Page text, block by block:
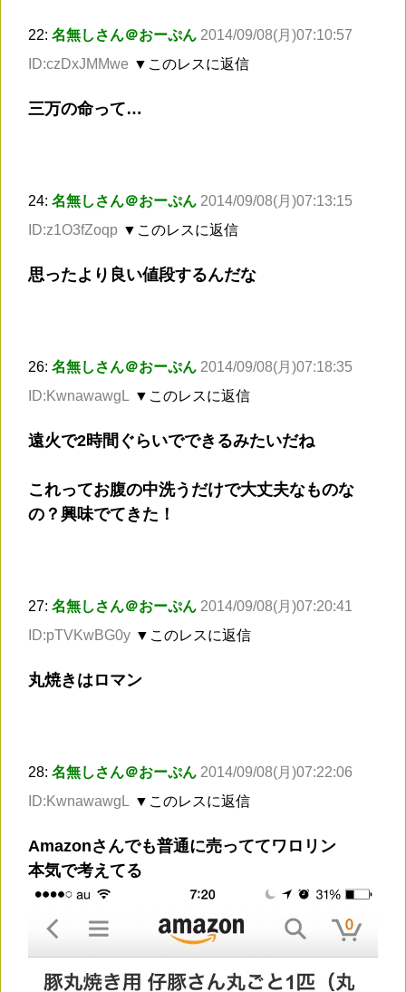
22: 名無しさん＠おーぷん 2014/09/08(月)07:10:57
ID:czDxJMMwe ▼このレスに返信
三万の命って…
24: 名無しさん＠おーぷん 2014/09/08(月)07:13:15
ID:z1O3fZoqp ▼このレスに返信
思ったより良い値段するんだな
26: 名無しさん＠おーぷん 2014/09/08(月)07:18:35
ID:KwnawawgL ▼このレスに返信
遠火で2時間ぐらいでできるみたいだね
これってお腹の中洗うだけで大丈夫なものな
の？興味でてきた！
27: 名無しさん＠おーぷん 2014/09/08(月)07:20:41
ID:pTVKwBG0y ▼このレスに返信
丸焼きはロマン
28: 名無しさん＠おーぷん 2014/09/08(月)07:22:06
ID:KwnawawgL ▼このレスに返信
Amazonさんでも普通に売っててワロリン
本気で考えてる